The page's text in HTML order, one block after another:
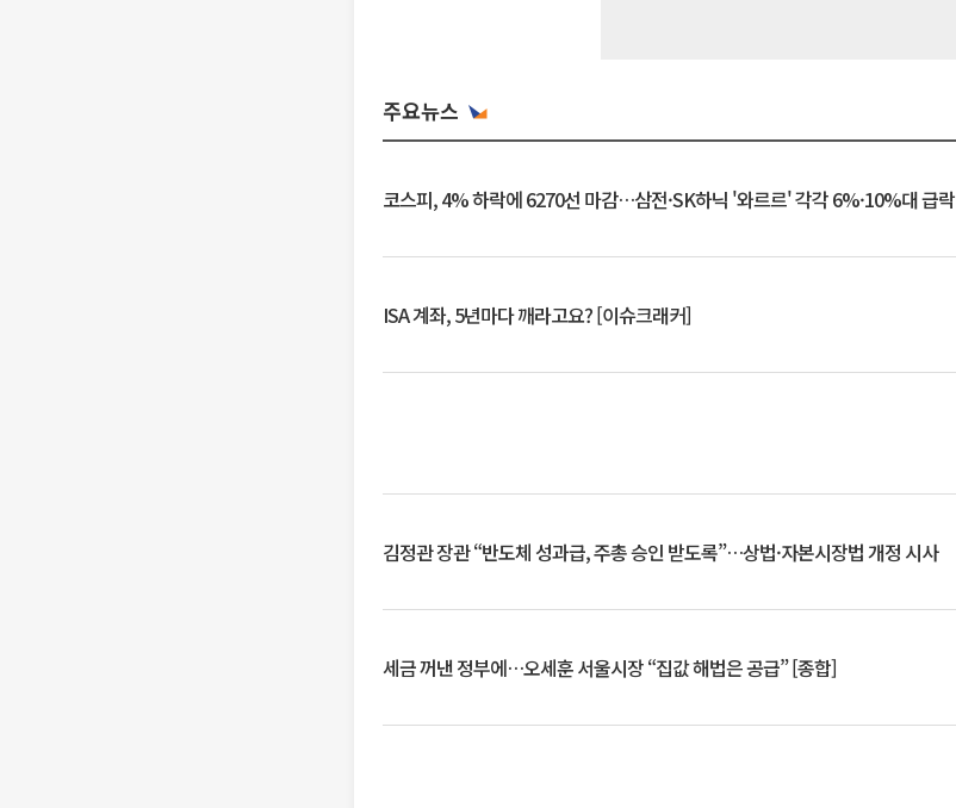
주요뉴스
코스피, 4% 하락에 6270선 마감…삼전·SK하닉 '와르르' 각각 6%·10%대 급락
ISA 계좌, 5년마다 깨라고요? [이슈크래커]
김정관 장관 “반도체 성과급, 주총 승인 받도록”…상법·자본시장법 개정 시사
세금 꺼낸 정부에…오세훈 서울시장 “집값 해법은 공급” [종합]